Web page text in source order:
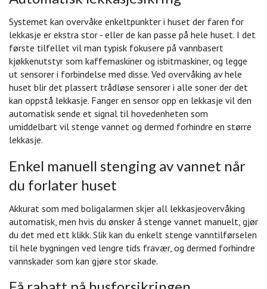
Systemet kan overvåke enkeltpunkter i huset der faren for
lekkasje er ekstra stor - eller de kan passe på hele huset. I det
første tilfellet vil man typisk fokusere på vannbasert
kjøkkenutstyr som kaffemaskiner og isbitmaskiner, og legge
ut sensorer i forbindelse med disse. Ved overvåking av hele
huset blir det plassert trådløse sensorer i alle soner der det
kan oppstå lekkasje. Fanger en sensor opp en lekkasje vil den
automatisk sende et signal til hovedenheten som
umiddelbart vil stenge vannet og dermed forhindre en større
lekkasje.
Enkel manuell stenging av vannet når
du forlater huset
Akkurat som med boligalarmen skjer all lekkasjeovervåking
automatisk, men hvis du ønsker å stenge vannet manuelt, gjør
du det med ett klikk. Slik kan du enkelt stenge vanntilførselen
til hele bygningen ved lengre tids fravær, og dermed forhindre
vannskader som kan gjøre stor skade.